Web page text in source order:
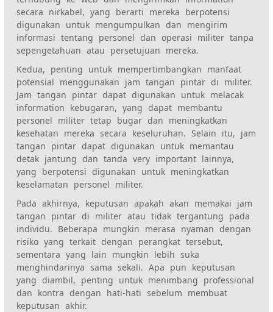
secara nirkabel, yang berarti mereka berpotensi
digunakan untuk mengumpulkan dan mengirim
informasi tentang personel dan operasi militer tanpa
sepengetahuan atau persetujuan mereka.
Kedua, penting untuk mempertimbangkan manfaat
potensial menggunakan jam tangan pintar di militer.
Jam tangan pintar dapat digunakan untuk melacak
information kebugaran, yang dapat membantu
personel militer tetap bugar dan meningkatkan
kesehatan mereka secara keseluruhan. Selain itu, jam
tangan pintar dapat digunakan untuk memantau
detak jantung dan tanda very important lainnya,
yang berpotensi digunakan untuk meningkatkan
keselamatan personel militer.
Pada akhirnya, keputusan apakah akan memakai jam
tangan pintar di militer atau tidak tergantung pada
individu. Beberapa mungkin merasa nyaman dengan
risiko yang terkait dengan perangkat tersebut,
sementara yang lain mungkin lebih suka
menghindarinya sama sekali. Apa pun keputusan
yang diambil, penting untuk menimbang professional
dan kontra dengan hati-hati sebelum membuat
keputusan akhir.